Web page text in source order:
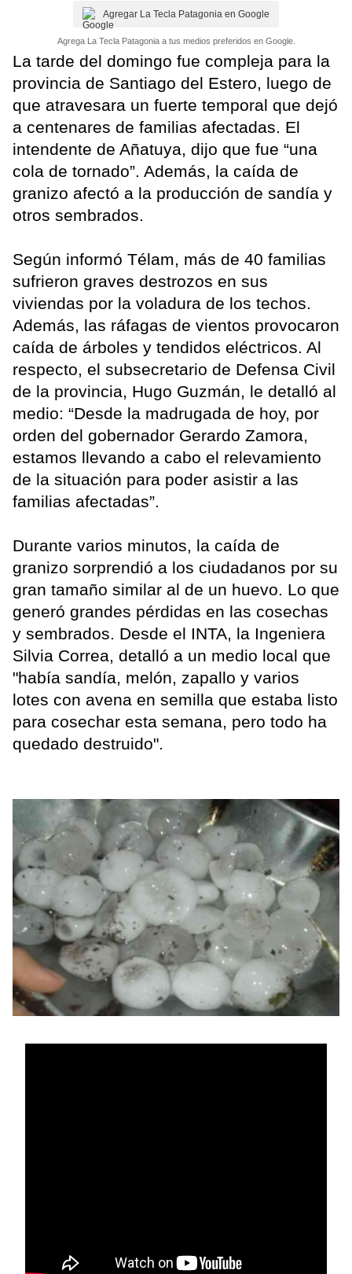
Agregar La Tecla Patagonia en Google
Agrega La Tecla Patagonia a tus medios preferidos en Google.
La tarde del domingo fue compleja para la
provincia de Santiago del Estero, luego de
que atravesara un fuerte temporal que dejó
a centenares de familias afectadas. El
intendente de Añatuya, dijo que fue “una
cola de tornado”. Además, la caída de
granizo afectó a la producción de sandía y
otros sembrados.
Según informó Télam, más de 40 familias
sufrieron graves destrozos en sus
viviendas por la voladura de los techos.
Además, las ráfagas de vientos provocaron
caída de árboles y tendidos eléctricos. Al
respecto, el subsecretario de Defensa Civil
de la provincia, Hugo Guzmán, le detalló al
medio: “Desde la madrugada de hoy, por
orden del gobernador Gerardo Zamora,
estamos llevando a cabo el relevamiento
de la situación para poder asistir a las
familias afectadas”.
Durante varios minutos, la caída de
granizo sorprendió a los ciudadanos por su
gran tamaño similar al de un huevo. Lo que
generó grandes pérdidas en las cosechas
y sembrados. Desde el INTA, la Ingeniera
Silvia Correa, detalló a un medio local que
"había sandía, melón, zapallo y varios
lotes con avena en semilla que estaba listo
para cosechar esta semana, pero todo ha
quedado destruido".